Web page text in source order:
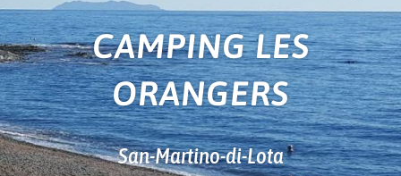
CAMPING LES
ORANGERS
San-Martino-di-Lota